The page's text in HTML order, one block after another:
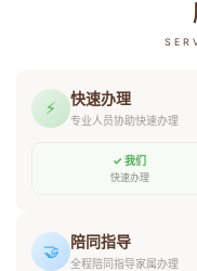
⚡ 快速办理
专业人员协助快速办理
✓ 我们
快速办理
🤝 陪同指导
全程陪同指导家属办理